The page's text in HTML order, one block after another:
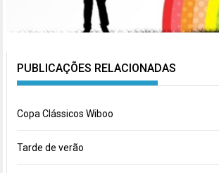
PUBLICAÇÕES RELACIONADAS
Copa Clássicos Wiboo
Tarde de verão